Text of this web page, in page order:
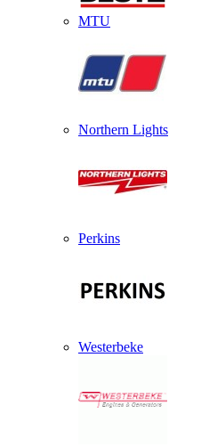
MTU
Northern Lights
Perkins
Westerbeke